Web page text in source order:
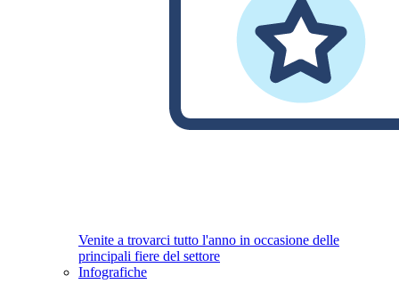
Venite a trovarci tutto l'anno in occasione delle
principali fiere del settore
Infografiche